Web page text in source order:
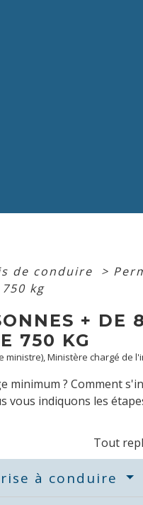
de conduire >
kg
+ DE 8
750 KG
ministre), Ministère chargé de
minimum ? Comment
vous indiquons les
Tout
à conduire